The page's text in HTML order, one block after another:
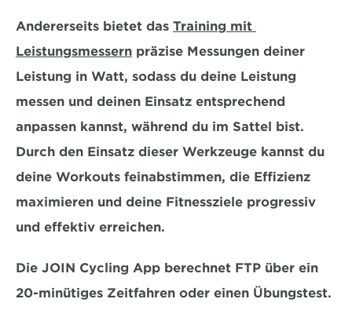
Andererseits bietet das Training mit
Leistungsmessern präzise Messungen deiner
Leistung in Watt, sodass du deine Leistung
messen und deinen Einsatz entsprechend
anpassen kannst, während du im Sattel bist.
Durch den Einsatz dieser Werkzeuge kannst du
deine Workouts feinabstimmen, die Effizienz
maximieren und deine Fitnessziele progressiv
und effektiv erreichen.
Die JOIN Cycling App berechnet FTP über ein
20-minütiges Zeitfahren oder einen Übungstest.